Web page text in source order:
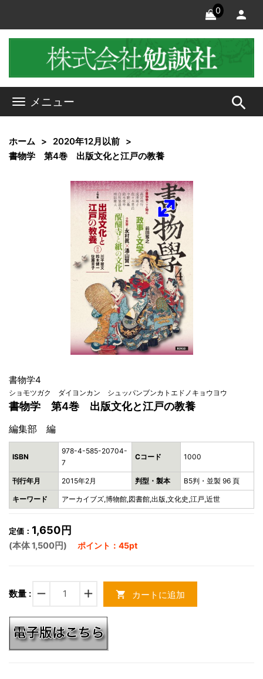
0
メニュー search
ホーム
2020年12月以前
書物学 第4巻 出版文化と江戸の教養
書物学4
ショモツガク ダイヨンカン シュッパンブンカトエドノキョウヨウ
書物学 第4巻 出版文化と江戸の教養
編集部 編
ISBN
978-4-585-20704-
7
Cコード 1000
刊行年月 2015年2月 判型・製本 B5判・並製 96 頁
キーワード アーカイブズ,博物館,図書館,出版,文化史,江戸,近世
定価： 1,650円
(本体 1,500円) ポイント：45pt
数量 : remove add shopping_cart カートに追加